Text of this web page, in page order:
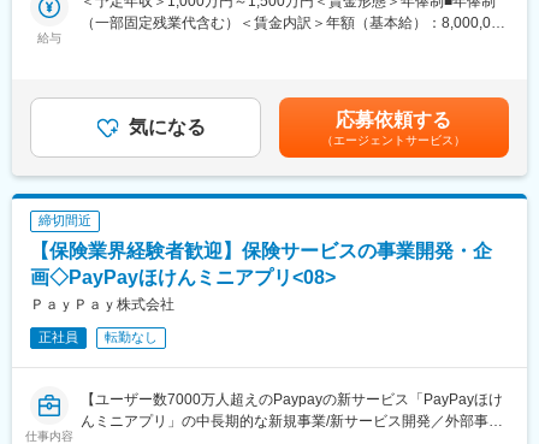
駅、東梅田駅、新大阪駅、新今宮駅、堺筋本町駅、谷町六丁目
道)、垂水駅、川西能勢口駅、武庫之荘駅、新長田駅、宝塚駅、甲
子園駅、芦屋駅(東海道本線)、鈴蘭台駅、須磨駅、兵庫駅、西飾磨
駅、御着駅、西二見駅、京口駅、手柄駅、元町駅(兵庫県)、西明石
口駅(福知山線)、新神戸駅、摂津本山駅、大久保駅(兵庫県)、灘
駅、舞子駅、今津駅(兵庫県)、魚崎駅、武庫川駅、烏丸御池駅、四
条駅(京都市営)、山科駅、京都河原町駅、桂駅、長岡京駅、丹波橋
駅、祇園四条駅、出町柳駅、向島駅、三室戸駅、京都駅、西大路
駅、桂川駅(京都府)、北大路駅、二条駅、奈良駅、学園前駅(奈良
県)、大和八木駅、生駒駅、大和西大寺駅、高の原駅、札幌駅、す
栄町駅(愛知県)、南栄駅、日比野駅(名古屋市営)、柳生橋駅、大曽
根駅、庄内通駅、春田駅、高畑駅、鶴里駅、春日井駅(中央本線)、
姪浜駅、西新駅、仙台駅(地下鉄)、あおば通駅、五橋駅、広瀬通
駅、北四番丁駅、近鉄名古屋駅、祇園駅(福岡県)、青井駅、蓮沼
◎他部門（プロダクト開発、マーケティングなど）との連携によ
■募集背景：
PayPayほけんミニアプリはサービス開始から約3年半で急速に成
長しており、2025年7月時点で加入者数が累計650万件を突破して
追加や機能拡充をスピード感を持って進めていく予定となりま
す。
デジタルで保険に加入するのが当たり前になる世界の実現に向け
てチームの更なる強化を図るため、組織拡大に伴う増員での募集
となります。
■業務内容：
す。
・PayPayの保険事業における中長期的な新規事業/新サービス開
給与
（一部固定残業代含む）＜賃金内訳＞年額（基本給）：8,000,000
む）＜昇給有無＞有＜残業手当＞有＜給与補足＞■経験、スキル、
業績、貢献度に応じ当社規定により決定■毎年1回見直し■時間外
勤務手当、深夜勤務手当有※給与支給について、一部をPayPayア
カウントで受け取ることが可能です（給与デジタル支払いに対
応）賃金はあくまでも目安の金額であり、選考を通じて上下する
可能性があります。月給(月額)は固定手当を含めた表記です。
気になる 応募依頼する
（エージェントサービス）
締切間近
【保険業界経験者歓迎】保険サービスの事業開発・企
画◇PayPayほけんミニアプリ<08>
ＰａｙＰａｙ株式会社
正社員 転勤なし
仕事内容
【ユーザー数7000万人超えのPaypayの新サービス「PayPayほけ
んミニアプリ」の中長期的な新規事業/新サービス開発／外部事業